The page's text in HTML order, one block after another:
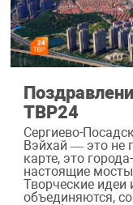
ТВР24
Сергиево-
Вэйхай — это не
карте, это
настоящие
Творческие
объединяются,